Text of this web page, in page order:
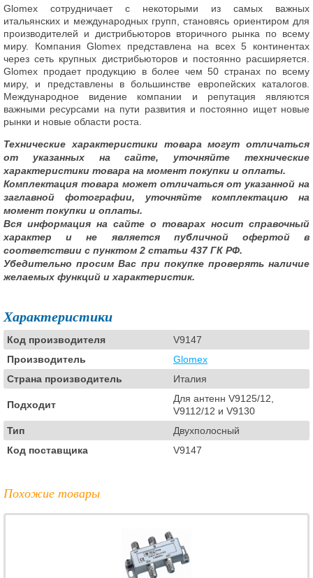
Glomex сотрудничает с некоторыми из самых важных
итальянских и международных групп, становясь ориентиром для
производителей и дистрибьюторов вторичного рынка по всему
миру. Компания Glomex представлена на всех 5 континентах
через сеть крупных дистрибьюторов и постоянно расширяется.
Glomex продает продукцию в более чем 50 странах по всему
миру, и представлены в большинстве европейских каталогов.
Международное видение компании и репутация являются
важными ресурсами на пути развития и постоянно ищет новые
рынки и новые области роста.
Технические характеристики товара могут отличаться
от указанных на сайте, уточняйте технические
характеристики товара на момент покупки и оплаты.
Комплектация товара может отличаться от указанной на
заглавной фотографии, уточняйте комплектацию на
момент покупки и оплаты.
Вся информация на сайте о товарах носит справочный
характер и не является публичной офертой в
соответствии с пунктом 2 статьи 437 ГК РФ.
Убедительно просим Вас при покупке проверять наличие
желаемых функций и характеристик.
Характеристики
Код производителя
V9147
Производитель
Glomex
Страна производитель
Италия
Подходит
Для антенн V9125/12,
V9112/12 и V9130
Тип
Двухполосный
Код поставщика
V9147
Похожие товары